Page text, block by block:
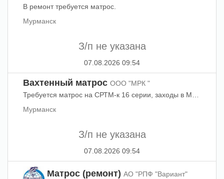
В ремонт требуется матрос.
Мурманск
З/п не указана
07.08.2026 09:54
Вахтенный матрос ООО "МРК "
Мурманск
З/п не указана
07.08.2026 09:54
Матрос (ремонт) АО "РПФ "Вариант"